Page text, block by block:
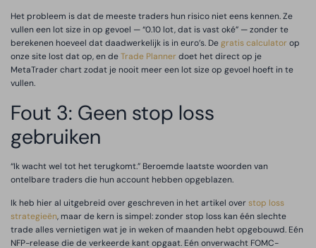
Het probleem is dat de meeste traders hun risico niet eens kennen. Ze
vullen een lot size in op gevoel — “0.10 lot, dat is vast oké” — zonder te
berekenen hoeveel dat daadwerkelijk is in euro’s. Degratis calculator op
onze site lost dat op, en deTrade Planner doet het direct op je
MetaTrader chart zodat je nooit meer een lot size op gevoel hoeft in te
vullen.
Fout 3: Geen stop loss
gebruiken
“Ik wacht wel tot het terugkomt.” Beroemde laatste woorden van
ontelbare traders die hun account hebben opgeblazen.
Ik heb hier al uitgebreid over geschreven in het artikel overstop loss
strategieën, maar de kern is simpel: zonder stop loss kan één slechte
trade alles vernietigen wat je in weken of maanden hebt opgebouwd. Eén
NFP-release die de verkeerde kant opgaat. Eén onverwacht FOMC-